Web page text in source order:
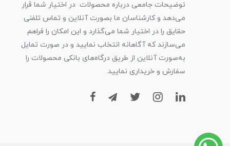
توضیحات جامعی درباره محصولات در اختیار شما قرار
می‌دهد و کارشناسان ما بصورت آنلاین و تماس تلفنی
حقایق را در اختیار شما می‌گذارد و این امکان را فراهم
می‌سازند که آگاهانه انتخاب نمایید و در صورت تمایل
به‌صورت آنلاین از طریق درگاه‌های بانکی محصولات را
سفارش و خریداری نمایید.